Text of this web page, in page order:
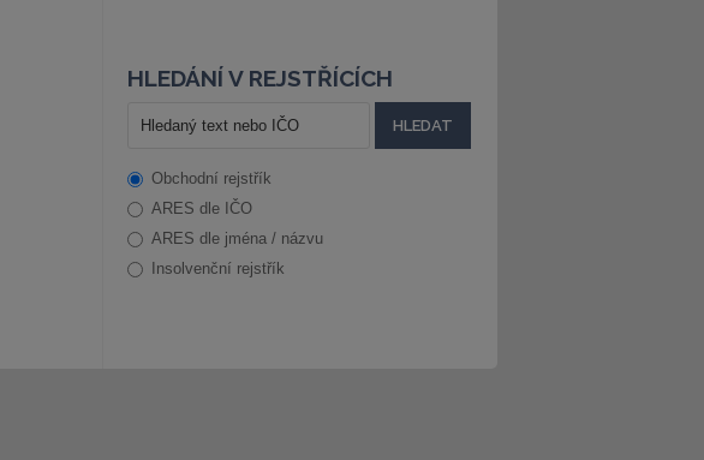
HLEDÁNÍ V REJSTŘÍCÍCH
Obchodní rejstřík
ARES dle IČO
ARES dle jména / názvu
Insolvenční rejstřík